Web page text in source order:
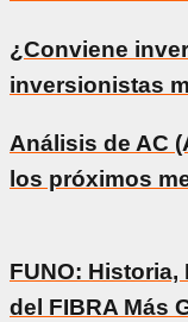
¿Conviene
inversionistas
Análisis de AC
los próximos
FUNO:
del FIBRA Más